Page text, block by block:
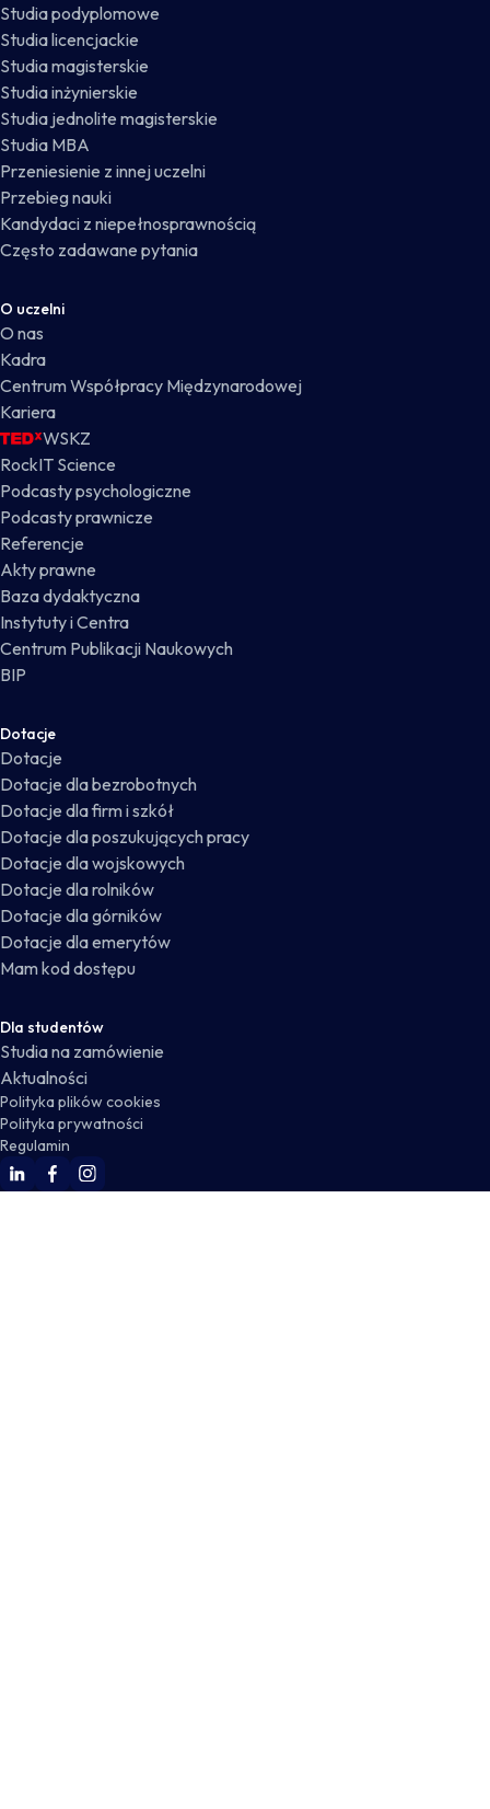
Studia podyplomowe
Studia licencjackie
Studia magisterskie
Studia inżynierskie
Studia jednolite magisterskie
Studia MBA
Przeniesienie z innej uczelni
Przebieg nauki
Kandydaci z niepełnosprawnością
Często zadawane pytania
O uczelni
O nas
Kadra
Centrum Współpracy Międzynarodowej
Kariera
WSKZ
RockIT Science
Podcasty psychologiczne
Podcasty prawnicze
Referencje
Akty prawne
Baza dydaktyczna
Instytuty i Centra
Centrum Publikacji Naukowych
BIP
Dotacje
Dotacje
Dotacje dla bezrobotnych
Dotacje dla firm i szkół
Dotacje dla poszukujących pracy
Dotacje dla wojskowych
Dotacje dla rolników
Dotacje dla górników
Dotacje dla emerytów
Mam kod dostępu
Dla studentów
Studia na zamówienie
Aktualności
Polityka plików cookies
Polityka prywatności
Regulamin
WSKZ Linkedin
WSKZ Facebook
WSKZ Instagram